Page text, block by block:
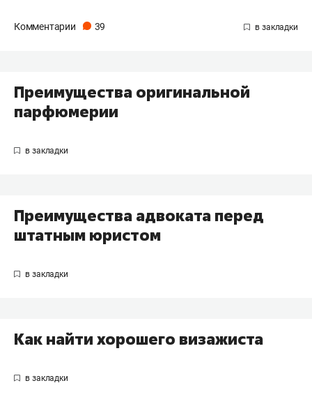
Комментарии 39
Преимущества оригинальной
парфюмерии
Преимущества адвоката перед
штатным юристом
Как найти хорошего визажиста